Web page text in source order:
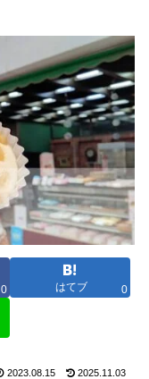
0 はてブ 0
2023.08.15 2025.11.03